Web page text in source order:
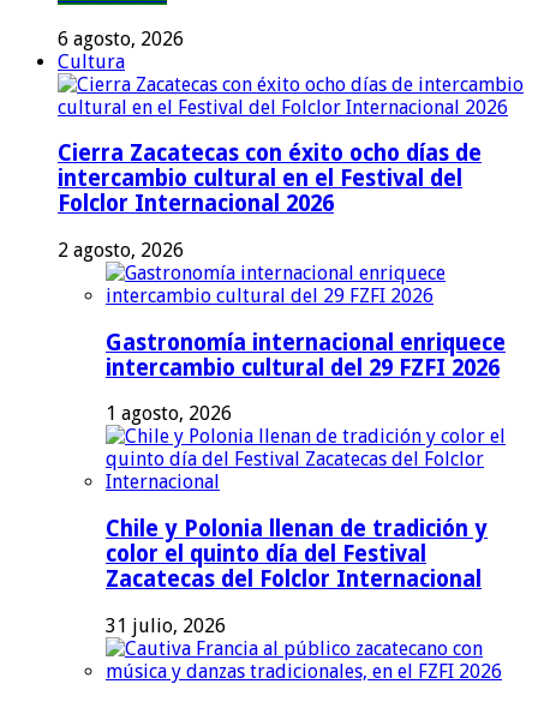
6 agosto, 2026
Cultura
Cierra Zacatecas con éxito ocho días de
intercambio cultural en el Festival del
Folclor Internacional 2026
2 agosto, 2026
Gastronomía internacional enriquece
intercambio cultural del 29 FZFI 2026
1 agosto, 2026
Chile y Polonia llenan de tradición y
color el quinto día del Festival
Zacatecas del Folclor Internacional
31 julio, 2026